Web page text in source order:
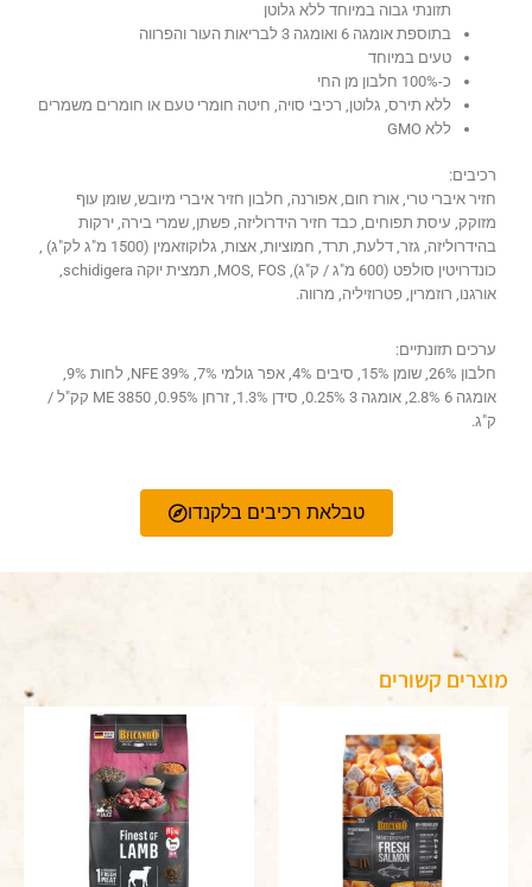
תזונתי גבוה במיוחד ללא גלוטן
בתוספת אומגה 6 ואומגה 3 לבריאות העור והפרווה
טעים במיוחד
כ-100% חלבון מן החי
ללא תירס, גלוטן, רכיבי סויה, חיטה חומרי טעם או חומרים משמרים
ללא GMO
רכיבים:
חזיר איברי טרי, אורז חום, אפורנה, חלבון חזיר איברי מיובש, שומן עוף
מזוקק, עיסת תפוחים, כבד חזיר הידרוליזה, פשתן, שמרי בירה, ירקות
בהידרוליזה, גזר, דלעת, תרד, חמוציות, אצות, גלוקוזאמין (1500 מ"ג לק"ג) ,
כונדרויטין סולפט (600 מ"ג / ק"ג), MOS, FOS, תמצית יוקה schidigera,
אורגנו, רוזמרין, פטרוזיליה, מרווה.
ערכים תזונתיים:
חלבון 26%, שומן 15%, סיבים 4%, אפר גולמי 7%, NFE 39%, לחות 9%,
אומגה 6 2.8%, אומגה 3 0.25%, סידן 1.3%, זרחן 0.95%, ME 3850 קק"ל /
ק"ג.
טבלאת רכיבים בלקנדו
מוצרים קשורים
טווח
מחירים:
עד
למוצר
זה
יש
מספר
סוגים.
ניתן
לבחור
את